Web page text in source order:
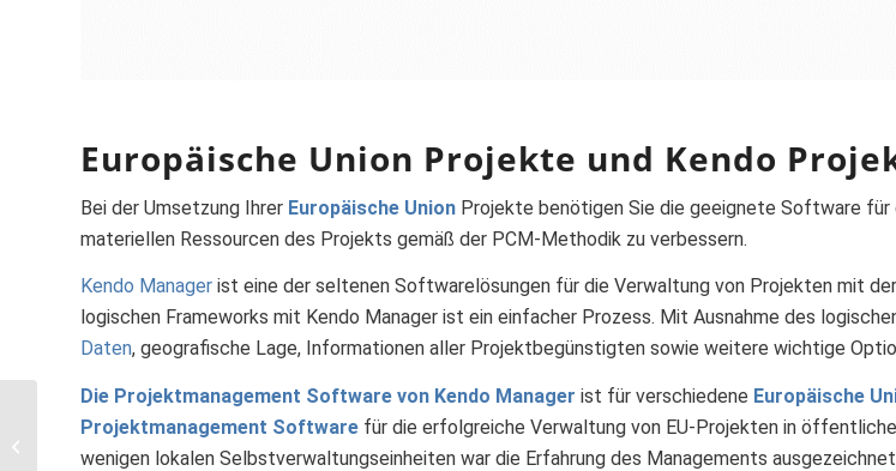
Europäische Union Projekte und Kendo
Bei der Umsetzung Ihrer Europäische Union Projekte benötigen Sie die geeignete Software für
materiellen Ressourcen des Projekts gemäß der PCM-Methodik zu verbessern.
Kendo Manager ist eine der seltenen Softwarelösungen für die Verwaltung von Projekten mit
logischen Frameworks mit Kendo Manager ist ein einfacher Prozess. Mit Ausnahme des
Daten, geografische Lage, Informationen aller Projektbegünstigten sowie weitere wichtige
Die Projektmanagement Software von Kendo Manager ist für verschiedene Europäische
Projektmanagement Software für die erfolgreiche Verwaltung von EU-Projekten in
wenigen lokalen Selbstverwaltungseinheiten war die Erfahrung des Managements